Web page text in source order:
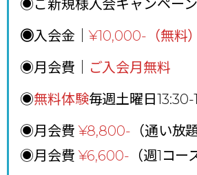
◉ご新規様入会キャンペー
◉入会金｜ ¥10,000-（無料）
◉月会費｜
ご入会月無料
◉無料体験毎週土曜日13:30-
◉月会費 ¥8,800- （通い放題
◉月会費 ¥6,600- （週1コー